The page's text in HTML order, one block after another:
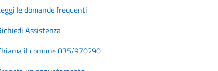
le domande frequenti
Assistenza
il comune 035/970290